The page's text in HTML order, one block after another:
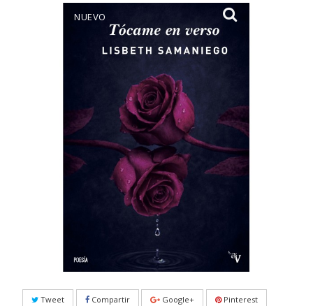
NUEVO
Tweet Compartir Google+ Pinterest